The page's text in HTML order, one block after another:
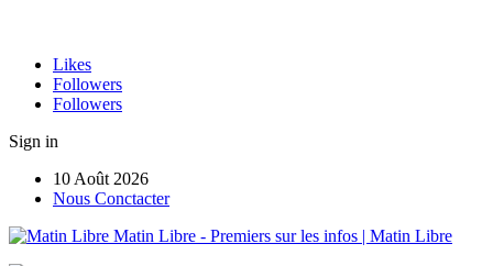
Likes
Followers
Followers
Sign in
10 Août 2026
Nous Conctacter
Matin Libre - Premiers sur les infos | Matin Libre